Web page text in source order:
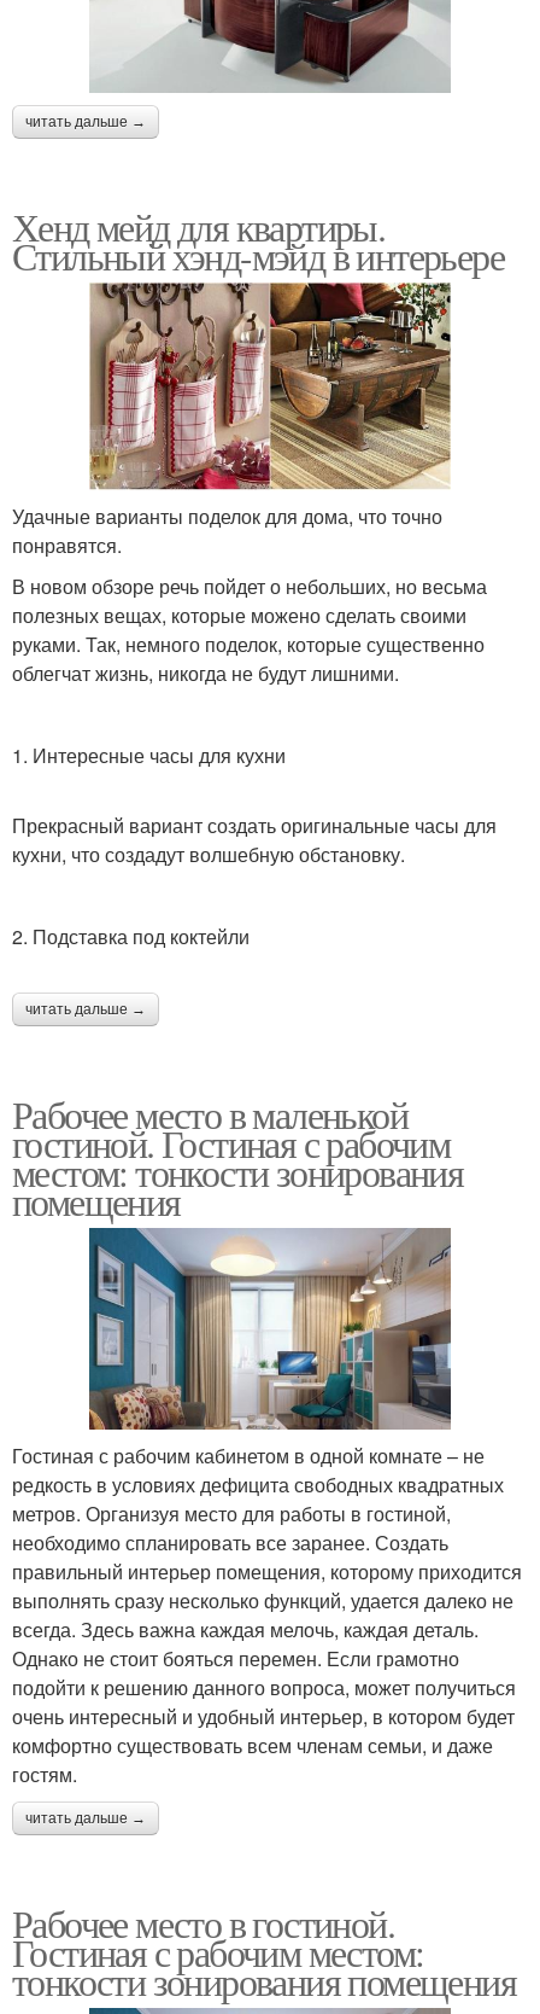
читать дальше →
Хенд мейд для квартиры.
Стильный хэнд-мэйд в интерьере
Удачные варианты поделок для дома, что точно
понравятся.
В новом обзоре речь пойдет о небольших, но весьма
полезных вещах, которые можено сделать своими
руками. Так, немного поделок, которые существенно
облегчат жизнь, никогда не будут лишними.
1. Интересные часы для кухни
Прекрасный вариант создать оригинальные часы для
кухни, что создадут волшебную обстановку.
2. Подставка под коктейли
читать дальше →
Рабочее место в маленькой
гостиной. Гостиная с рабочим
местом: тонкости зонирования
помещения
Гостиная с рабочим кабинетом в одной комнате – не
редкость в условиях дефицита свободных квадратных
метров. Организуя место для работы в гостиной,
необходимо спланировать все заранее. Создать
правильный интерьер помещения, которому приходится
выполнять сразу несколько функций, удается далеко не
всегда. Здесь важна каждая мелочь, каждая деталь.
Однако не стоит бояться перемен. Если грамотно
подойти к решению данного вопроса, может получиться
очень интересный и удобный интерьер, в котором будет
комфортно существовать всем членам семьи, и даже
гостям.
читать дальше →
Рабочее место в гостиной.
Гостиная с рабочим местом:
тонкости зонирования помещения